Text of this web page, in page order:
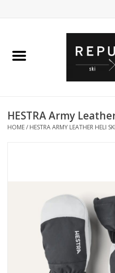
Bagage
HESTRA Army
HOME/ HESTRA ARMY LEATHER HELI